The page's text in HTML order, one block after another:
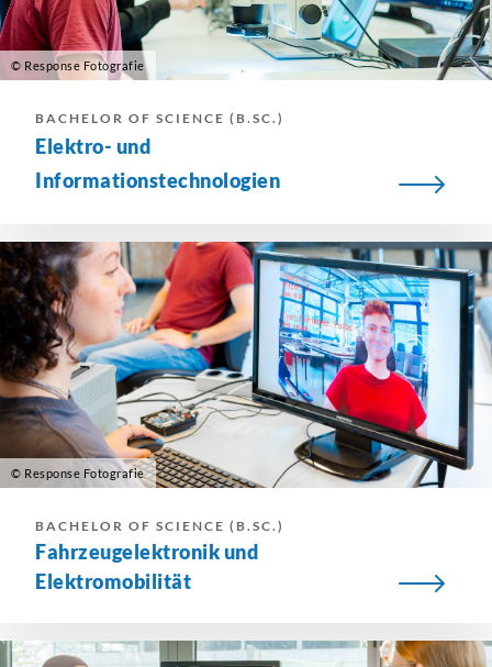
© Response Fotografie
BACHELOR OF SCIENCE (B.SC.)
Elektro- und
Informationstechnologien
© Response Fotografie
BACHELOR OF SCIENCE (B.SC.)
Fahrzeugelektronik und
Elektromobilität